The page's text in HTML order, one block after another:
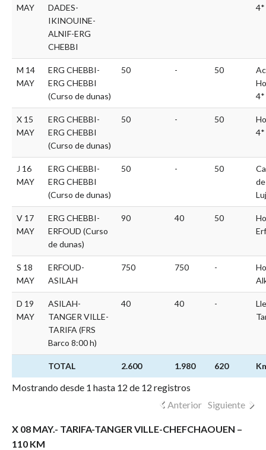
TOTAL 2.600 1.980 620
MAY
DADES-
IKINOUINE-
ALNIF-ERG
CHEBBI
4*
M 14
MAY
ERG CHEBBI-
ERG CHEBBI
(Curso de dunas)
50 - 50
4*
X 15
MAY
ERG CHEBBI-
ERG CHEBBI
(Curso de dunas)
50 - 50
4*
J 16
MAY
ERG CHEBBI-
ERG CHEBBI
(Curso de dunas)
50 - 50
V 17
MAY
ERG CHEBBI-
ERFOUD (Curso
de dunas)
90 40 50
S 18
MAY
ERFOUD-
ASILAH
750 750 -
D 19
MAY
ASILAH-
TANGER VILLE-
TARIFA (FRS
Barco 8:00 h)
40 40 -
Mostrando desde 1 hasta 12 de 12 registros
Anterior Siguiente
X 08 MAY.- TARIFA-TANGER VILLE-CHEFCHAOUEN –
110 KM